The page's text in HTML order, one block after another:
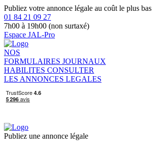
Publiez votre annonce légale au coût le plus bas
01 84 21 09 27
7h00 à 19h00 (non surtaxé)
Espace JAL-Pro
NOS
FORMULAIRES JOURNAUX
HABILITES CONSULTER
LES ANNONCES LEGALES
Publiez une annonce légale